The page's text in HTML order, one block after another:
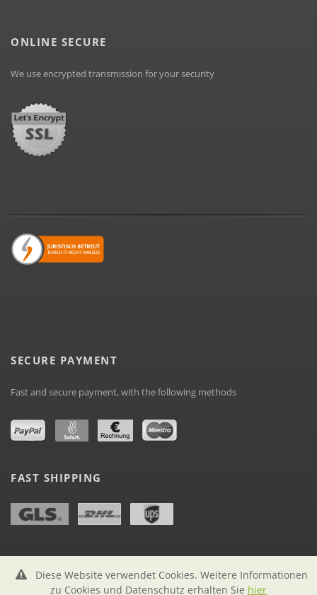
ONLINE SECURE
We use encrypted transmission for your security
SECURE PAYMENT
Fast and secure payment, with the following methods
FAST SHIPPING
Diese Website verwendet Cookies. Weitere Informationen
zu Cookies und Datenschutz erhalten Sie hier